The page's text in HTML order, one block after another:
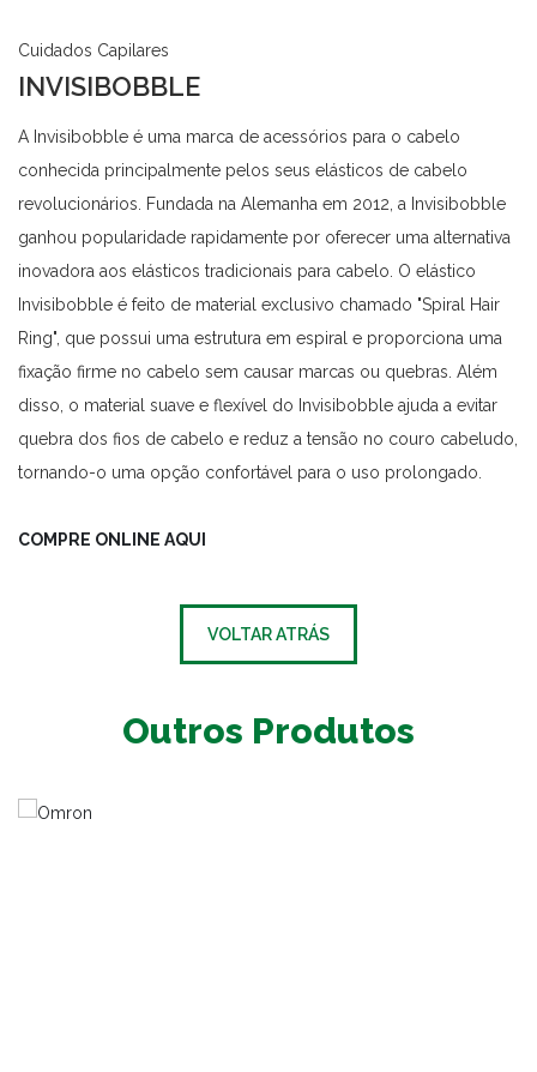
Cuidados Capilares
INVISIBOBBLE
A Invisibobble é uma marca de acessórios para o cabelo
conhecida principalmente pelos seus elásticos de cabelo
revolucionários. Fundada na Alemanha em 2012, a Invisibobble
ganhou popularidade rapidamente por oferecer uma alternativa
inovadora aos elásticos tradicionais para cabelo. O elástico
Invisibobble é feito de material exclusivo chamado "Spiral Hair
Ring", que possui uma estrutura em espiral e proporciona uma
fixação firme no cabelo sem causar marcas ou quebras. Além
disso, o material suave e flexível do Invisibobble ajuda a evitar
quebra dos fios de cabelo e reduz a tensão no couro cabeludo,
tornando-o uma opção confortável para o uso prolongado.
COMPRE ONLINE AQUI
VOLTAR ATRÁS
Outros Produtos